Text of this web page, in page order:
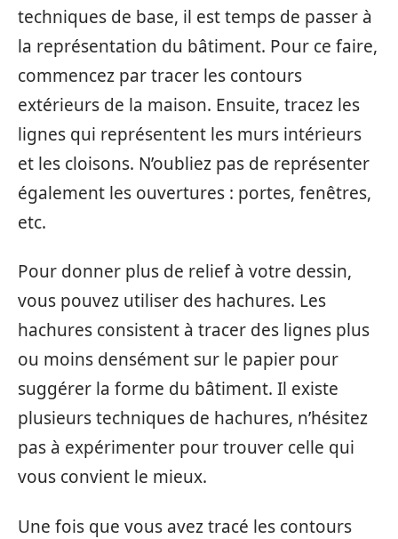
techniques de base, il est temps de passer à
la représentation du bâtiment. Pour ce faire,
commencez par tracer les contours
extérieurs de la maison. Ensuite, tracez les
lignes qui représentent les murs intérieurs
et les cloisons. N’oubliez pas de représenter
également les ouvertures : portes, fenêtres,
etc.
Pour donner plus de relief à votre dessin,
vous pouvez utiliser des hachures. Les
hachures consistent à tracer des lignes plus
ou moins densément sur le papier pour
suggérer la forme du bâtiment. Il existe
plusieurs techniques de hachures, n’hésitez
pas à expérimenter pour trouver celle qui
vous convient le mieux.
Une fois que vous avez tracé les contours